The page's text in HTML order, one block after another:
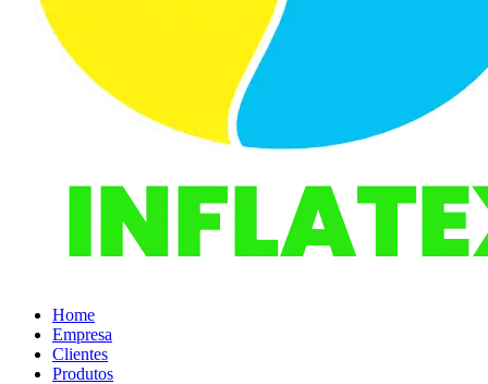
Home
Empresa
Clientes
Produtos